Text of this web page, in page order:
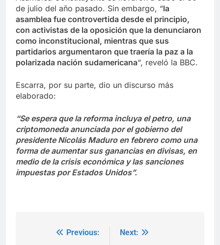
de julio del año pasado. Sin embargo, “la
asamblea fue controvertida desde el principio,
con activistas de la oposición que la denunciaron
como inconstitucional, mientras que sus
partidarios argumentaron que traería la paz a la
polarizada nación sudamericana“, reveló la BBC.
Escarra, por su parte, dio un discurso más
elaborado:
“Se espera que la reforma incluya el petro, una
criptomoneda anunciada por el gobierno del
presidente Nicolás Maduro en febrero como una
forma de aumentar sus ganancias en divisas, en
medio de la crisis económica y las sanciones
impuestas por Estados Unidos”.
Previous:
Next: